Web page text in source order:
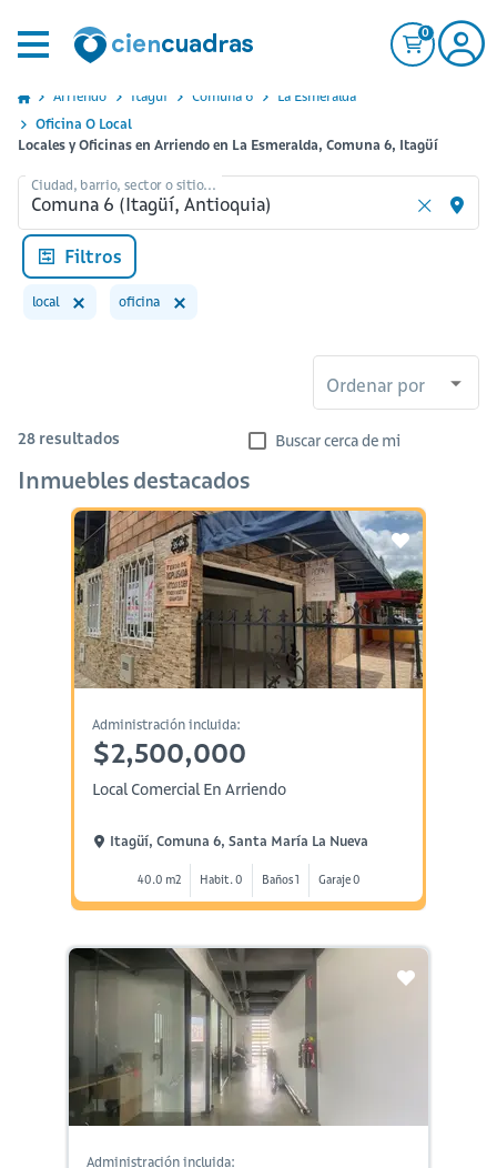
0
Arriendo Itagui Comuna 6
La Esmeralda
Oficina O Local
Locales y Oficinas en Arriendo en La Esmeralda, Comuna 6, Itagüí
Ciudad, barrio, sector o sitio...
Filtros
local oficina
Ordenar por
28 resultados Buscar cerca de mi
Inmuebles destacados
Administración incluida:
$2,500,000
Local Comercial En Arriendo
Itagüí, Comuna 6, Santa María La Nueva
40.0 m2 Habit. 0 Baños 1 Garaje 0
Administración incluida: